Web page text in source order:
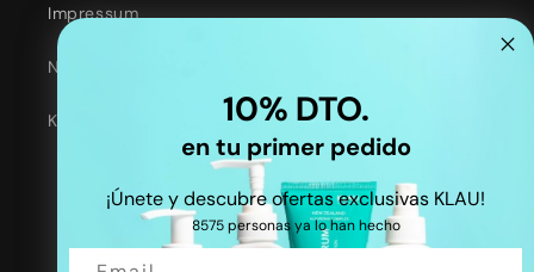
Impressum
Nutzungsbedingungen
Kontaktinformationen
FacebookInstagram
TikTokTwitter
10% DTO.
en tu primer pedido
¡Únete y descubre ofertas exclusivas KLAU!
8575 personas ya lo han hecho